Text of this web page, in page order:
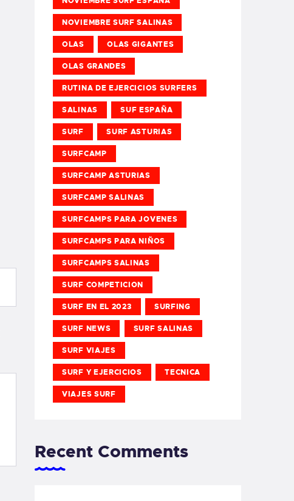
NOVIEMBRE SURF SALINAS
OLAS OLAS GIGANTES
OLAS GRANDES
RUTINA DE EJERCICIOS SURFERS
SALINAS SUF ESPAÑA
SURF SURF ASTURIAS
SURFCAMP
SURFCAMP ASTURIAS
SURFCAMP SALINAS
SURFCAMPS PARA JOVENES
SURFCAMPS PARA NIÑOS
SURFCAMPS SALINAS
SURF COMPETICION
SURF EN EL 2023 SURFING
SURF NEWS SURF SALINAS
SURF VIAJES
SURF Y EJERCICIOS TECNICA
VIAJES SURF
Recent Comments